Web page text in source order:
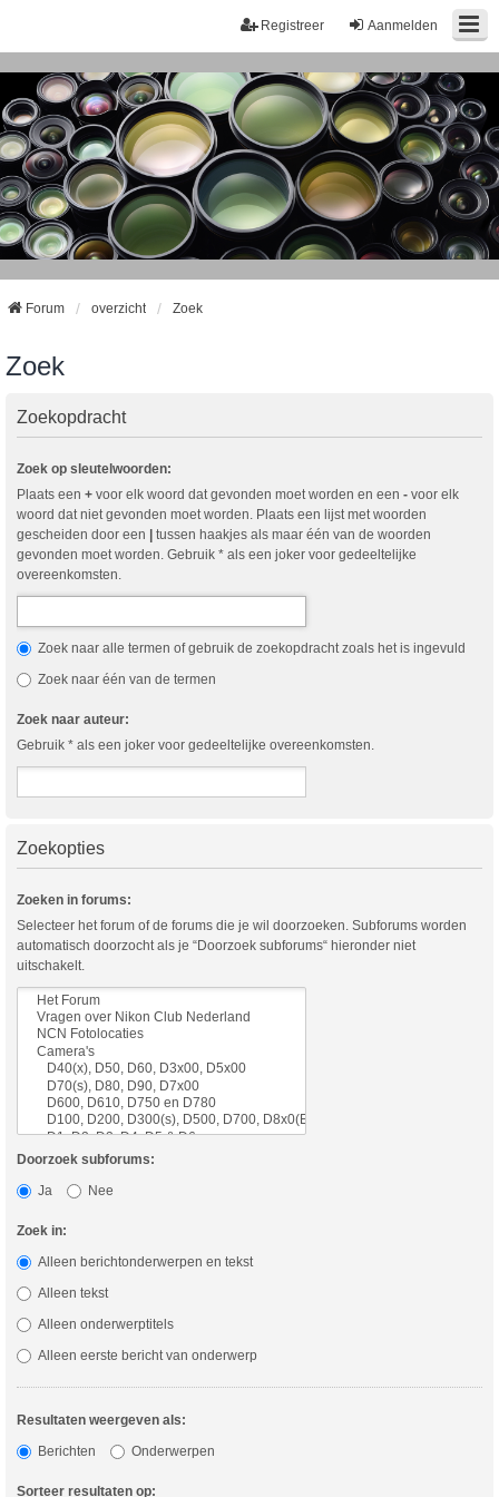
Aanmelden
Registreer
Forum overzicht Zoek
Zoek
Zoekopdracht
Zoek op sleutelwoorden:
Plaats een + voor elk woord dat gevonden moet worden en een - voor elk
woord dat niet gevonden moet worden. Plaats een lijst met woorden
gescheiden door een | tussen haakjes als maar één van de woorden
gevonden moet worden. Gebruik * als een joker voor gedeeltelijke
overeenkomsten.
Zoek naar alle termen of gebruik de zoekopdracht zoals het is ingevuld
Zoek naar één van de termen
Zoek naar auteur:
Gebruik * als een joker voor gedeeltelijke overeenkomsten.
Zoekopties
Zoeken in forums:
Selecteer het forum of de forums die je wil doorzoeken. Subforums worden
automatisch doorzocht als je “Doorzoek subforums“ hieronder niet
uitschakelt.
Doorzoek subforums:
Ja
Nee
Zoek in:
Alleen berichtonderwerpen en tekst
Alleen tekst
Alleen onderwerptitels
Alleen eerste bericht van onderwerp
Resultaten weergeven als:
Berichten
Onderwerpen
Sorteer resultaten op: